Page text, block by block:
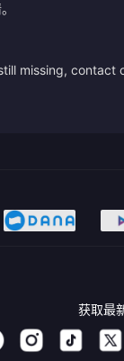
missing, contact
获取最